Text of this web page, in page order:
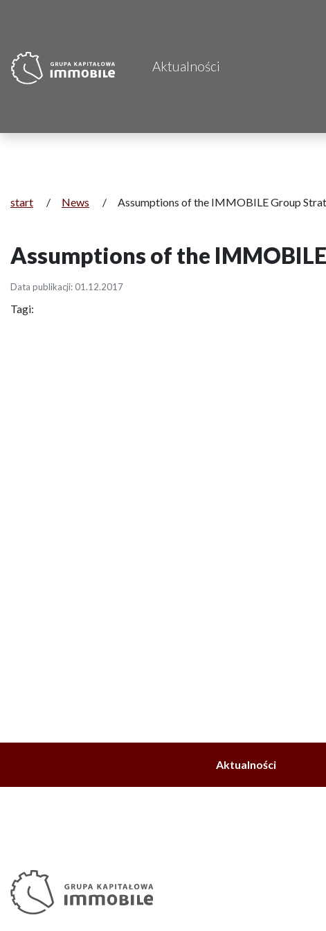
Aktualności
start / News / Assumptions of the IMMOBILE Group
Assumptions of the
Data publikacji: 01.12.2017
Tagi:
Aktualności